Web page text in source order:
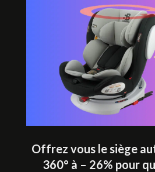
Offrez vous le siège
360° à – 26% pour